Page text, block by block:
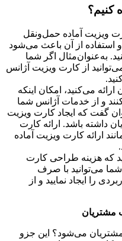
کنیم؟
ویزیت آماده حمل‌ونقل
استفاده از آن باعث می‌شود
به‌عنوان‌مثال اگر شما
از کارت ویزیت آژانس
می‌کنید، امکان اینکه
کنند و از خدمات آژانس شما
گفت که ایجاد کارت ویزیت
داشته باشد. ارائه کارت
ارائه کارت ویزیت آماده
که هزینه طراحی کارت
می‌توانید با صرف
را ایجاد نمایید و از
مشتریان
می‌شود؟ این جزو